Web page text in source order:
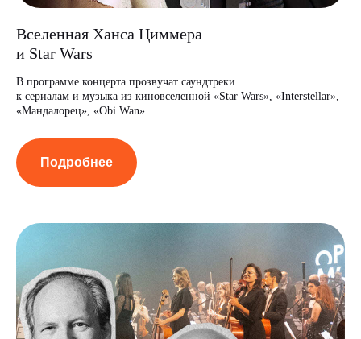
Вселенная Ханса Циммера
и Star Wars
В программе концерта прозвучат саундтреки
к сериалам и музыка из киновселенной «Star Wars», «Interstellar»,
«Мандалорец», «Obi Wan».
Подробнее